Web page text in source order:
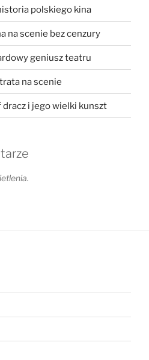
polskiego kina
na scenie bez cenzury
geniusz teatru
na scenie
i jego wielki kunszt